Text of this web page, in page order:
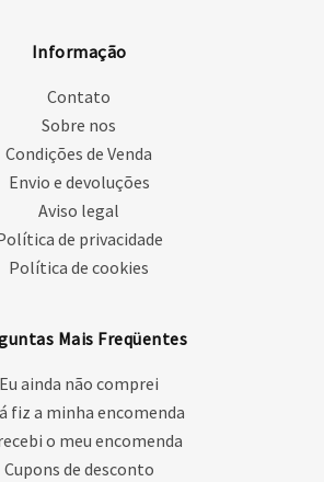
Informação
Contato
Sobre nos
Condições de Venda
Envio e devoluções
Aviso legal
de privacidade
Política de cookies
Mais Freqüentes
Eu ainda não comprei
fiz a minha encomenda
o meu encomenda
Cupons de desconto